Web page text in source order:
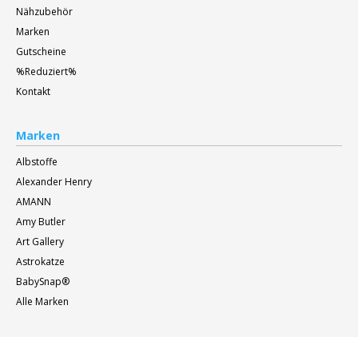
Nähzubehör
Marken
Gutscheine
%Reduziert%
Kontakt
Marken
Albstoffe
Alexander Henry
AMANN
Amy Butler
Art Gallery
Astrokatze
BabySnap®
Alle Marken